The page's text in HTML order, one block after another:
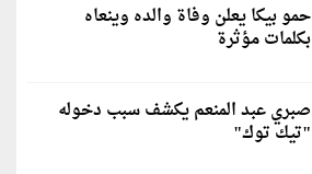
حمو بيكا يعلن وفاة والده وينعاه
بكلمات مؤثرة
صبري عبد المنعم يكشف سبب دخوله
"تيك توك"